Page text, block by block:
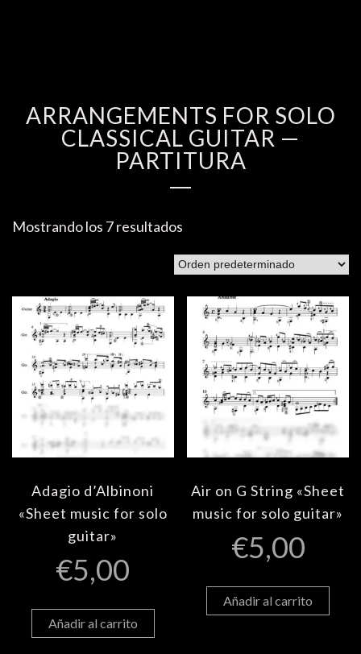
ARRANGEMENTS FOR SOLO
CLASSICAL GUITAR —
PARTITURA
Mostrando los 7 resultados
Adagio d’Albinoni
«Sheet music for solo
guitar»
€5,00
Añadir al carrito
Air on G String «Sheet
music for solo guitar»
€5,00
Añadir al carrito